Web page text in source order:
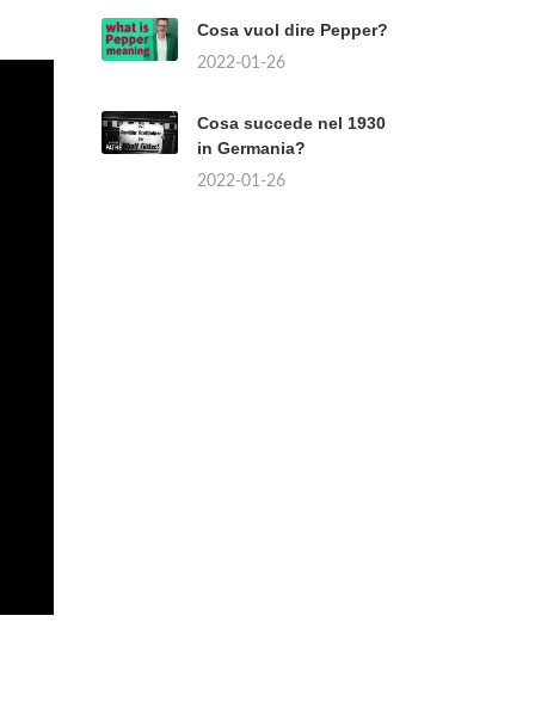
Cosa vuol dire Pepper?
2022-01-26
Cosa succede nel 1930
in Germania?
2022-01-26